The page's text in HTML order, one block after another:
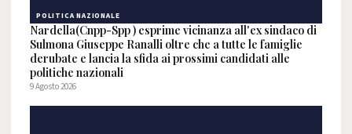
POLITICA NAZIONALE
Nardella(Cnpp-Spp ) esprime vicinanza all'ex sindaco di
Sulmona Giuseppe Ranalli oltre che a tutte le famiglie
derubate e lancia la sfida ai prossimi candidati alle
politiche nazionali
9 Agosto 2026